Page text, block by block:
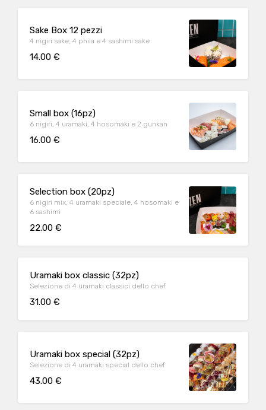
Sake Box 12 pezzi
4 nigiri sake, 4 phila e 4 sashimi sake
14.00 €
Small box (16pz)
6 nigiri, 4 uramaki, 4 hosomaki e 2 gunkan
16.00 €
Selection box (20pz)
6 nigiri mix, 4 uramaki speciale, 4 hosomaki e
6 sashimi
22.00 €
Uramaki box classic (32pz)
Selezione di 4 uramaki classici dello chef
31.00 €
Uramaki box special (32pz)
Selezione di 4 uramaki special dello chef
43.00 €